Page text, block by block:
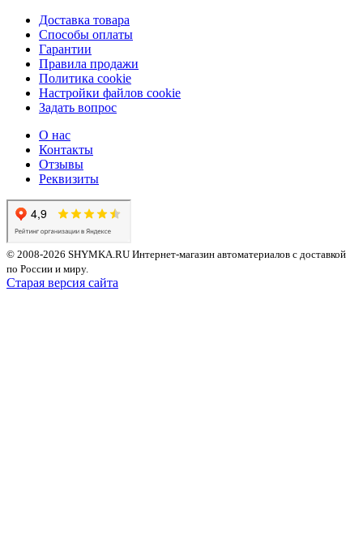
Доставка товара
Способы оплаты
Гарантии
Правила продажи
Политика cookie
Настройки файлов cookie
Задать вопрос
О нас
Контакты
Отзывы
Реквизиты
© 2008-2026 SHYMKA.RU Интернет-магазин автоматериалов с доставкой
по России и миру.
Старая версия сайта